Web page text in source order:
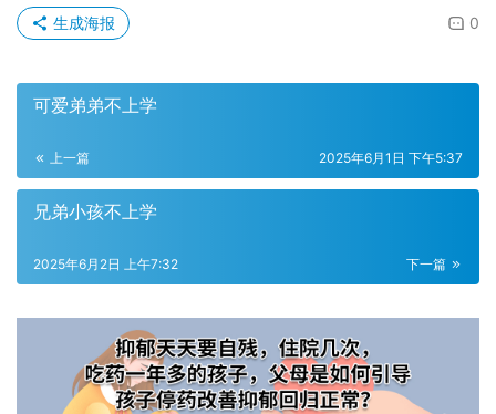
0
生成海报
可爱弟弟不上学
上一篇 2025年6月1日 下午5:37
兄弟小孩不上学
下一篇
2025年6月2日 上午7:32